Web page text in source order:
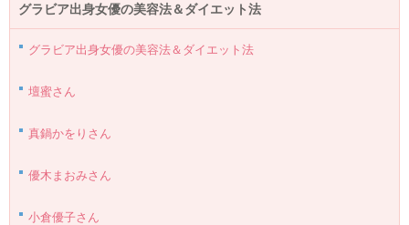
グラビア出身女優の美容法＆ダイエット法
グラビア出身女優の美容法＆ダイエット法
壇蜜さん
真鍋かをりさん
優木まおみさん
小倉優子さん